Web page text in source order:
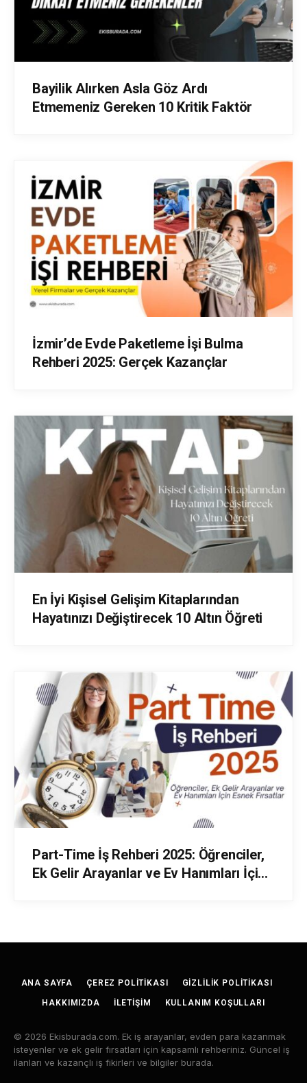
Bayilik Alırken Asla Göz Ardı
Etmemeniz Gereken 10 Kritik Faktör
İzmir’de Evde Paketleme İşi Bulma
Rehberi 2025: Gerçek Kazançlar
En İyi Kişisel Gelişim Kitaplarından
Hayatınızı Değiştirecek 10 Altın Öğreti
Part-Time İş Rehberi 2025: Öğrenciler,
Ek Gelir Arayanlar ve Ev Hanımları İçin
ANA SAYFA ÇEREZ POLITIKASI GIZLILIK POLITIKASI
HAKKIMIZDA İLETIŞIM KULLANIM KOŞULLARI
© 2026 Ekisburada.com. Ek iş arayanlar, evden para kazanmak
isteyenler ve ek gelir fırsatları için kapsamlı rehberiniz. Güncel iş
ilanları ve kazançlı iş fikirleri ve bilgiler burada.